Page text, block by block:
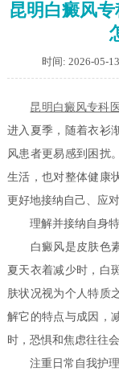
昆明白癜风
时间: 2026-05-13
昆明白癜风专科
进入夏季，随着衣衫
风患者更易感到困扰
生活，也对整体健康
更好地接纳自己、应
理解并接纳自身
白癜风是皮肤色素
夏天衣着减少时，白
肤状况视为个人特质
解它的特点与成因，
时，恐惧和焦虑往往会
注重日常自我护理